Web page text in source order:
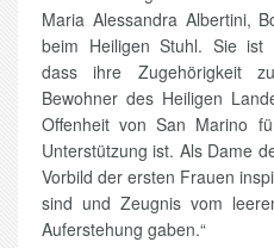
Maria Alessandra Albertini,
beim Heiligen Stuhl. Sie ist
dass ihre Zugehörigkeit
Bewohner des Heiligen
Offenheit von San Marino
Unterstützung ist. Als Dame
Vorbild der ersten Frauen
sind und Zeugnis vom
Auferstehung gaben.“